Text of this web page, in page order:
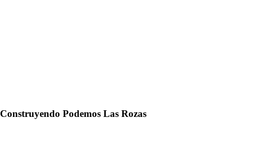
Construyendo Podemos Las Rozas